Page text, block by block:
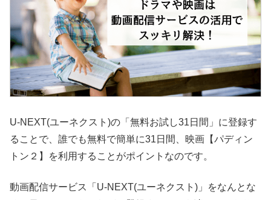
U-NEXT(ユーネクスト)の「無料お試し31日間」に登録す
ることで、誰でも無料で簡単に31日間、映画【パディン
トン２】を利用することがポイントなのです。
動画配信サービス「U-NEXT(ユーネクスト)」をなんとな